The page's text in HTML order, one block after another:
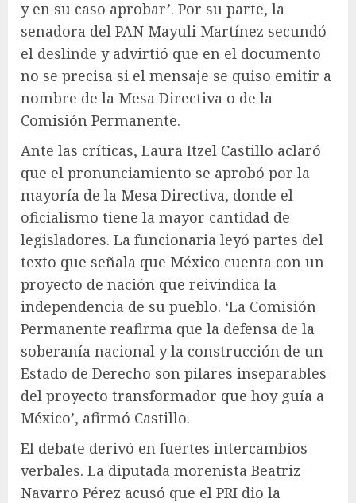
y en su caso aprobar’. Por su parte, la
senadora del PAN Mayuli Martínez secundó
el deslinde y advirtió que en el documento
no se precisa si el mensaje se quiso emitir a
nombre de la Mesa Directiva o de la
Comisión Permanente.
Ante las críticas, Laura Itzel Castillo aclaró
que el pronunciamiento se aprobó por la
mayoría de la Mesa Directiva, donde el
oficialismo tiene la mayor cantidad de
legisladores. La funcionaria leyó partes del
texto que señala que México cuenta con un
proyecto de nación que reivindica la
independencia de su pueblo. ‘La Comisión
Permanente reafirma que la defensa de la
soberanía nacional y la construcción de un
Estado de Derecho son pilares inseparables
del proyecto transformador que hoy guía a
México’, afirmó Castillo.
El debate derivó en fuertes intercambios
verbales. La diputada morenista Beatriz
Navarro Pérez acusó que el PRI dio la